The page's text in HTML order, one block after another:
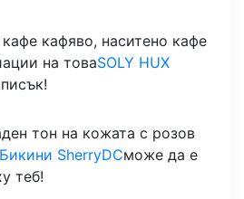
кафяво, наситено кафе
на товаSOLY HUX
тон на кожата с розов
Бикини SherryDCможе да е
теб!